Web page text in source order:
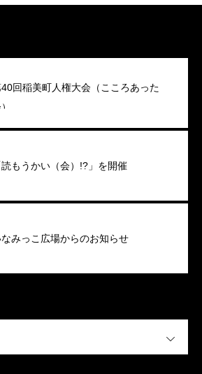
回稲美町人権大会（こころあった
読もうかい（会）!?」を開催
なみっこ広場からのお知らせ